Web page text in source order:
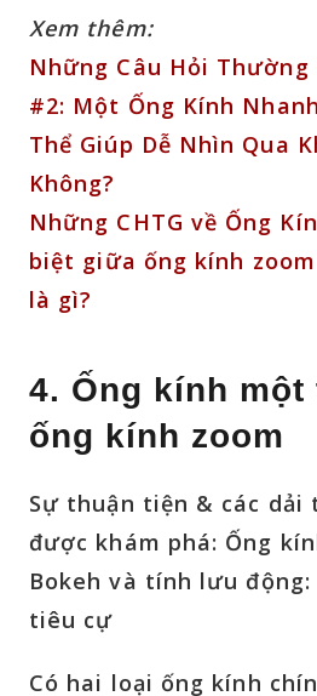
Xem thêm:
Những Câu Hỏi Thường
#2: Một Ống Kính
Thể Giúp Dễ Nhìn Qua
Không?
Những CHTG về Ống
biệt giữa ống kính
là gì?
4. Ống kính
ống kính zoom
Sự thuận tiện & các dải
được khám phá: Ống
Bokeh và tính lưu
tiêu cự
Có hai loại ống kính